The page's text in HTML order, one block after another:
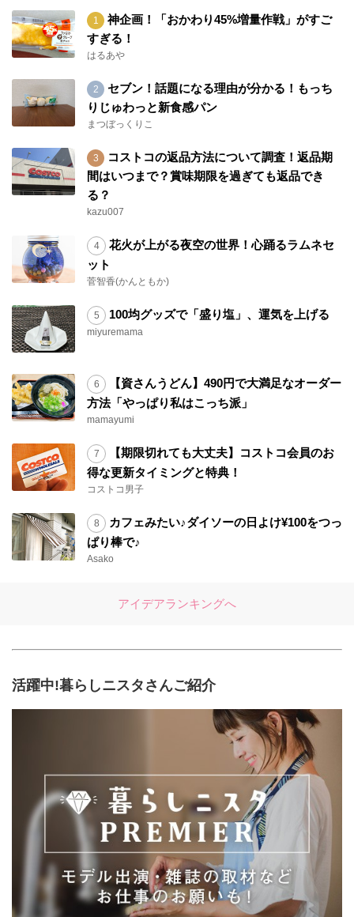
神企画！「おかわり45%増量作戦」がすご
すぎる！
はるあや
セブン！話題になる理由が分かる！もっち
りじゅわっと新食感パン
まつぼっくりこ
コストコの返品方法について調査！返品期
間はいつまで？賞味期限を過ぎても返品でき
る？
kazu007
花火が上がる夜空の世界！心踊るラムネセ
ット
菅智香(かんともか)
100均グッズで「盛り塩」、運気を上げる
miyuremama
【資さんうどん】490円で大満足なオーダー
方法「やっぱり私はこっち派」
mamayumi
【期限切れても大丈夫】コストコ会員のお
得な更新タイミングと特典！
コストコ男子
カフェみたい♪ダイソーの日よけ¥100をつっ
ぱり棒で♪
Asako
アイデアランキングへ
活躍中!暮らしニスタさんご紹介